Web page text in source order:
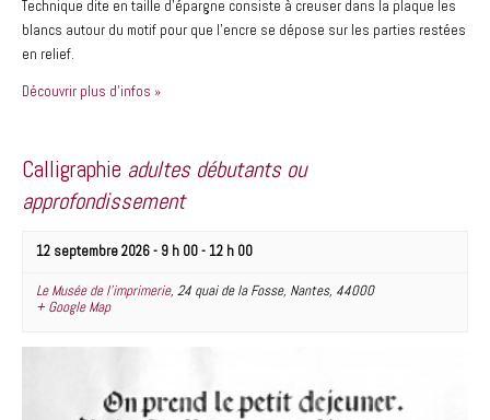
Technique dite en taille d’épargne consiste à creuser dans la plaque les
blancs autour du motif pour que l’encre se dépose sur les parties restées
en relief.
Découvrir plus d'infos »
Calligraphie adultes débutants ou
approfondissement
12 septembre 2026 - 9 h 00- 12 h 00
Le Musée de l’imprimerie, 24 quai de la Fosse, Nantes, 44000
+ Google Map